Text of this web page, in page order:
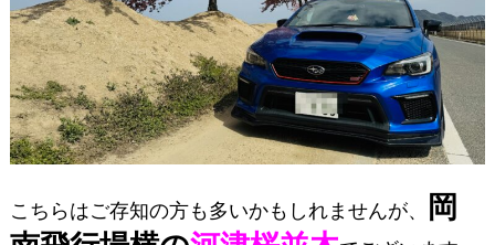
こちらはご存知の方も多いかもしれませんが、
岡